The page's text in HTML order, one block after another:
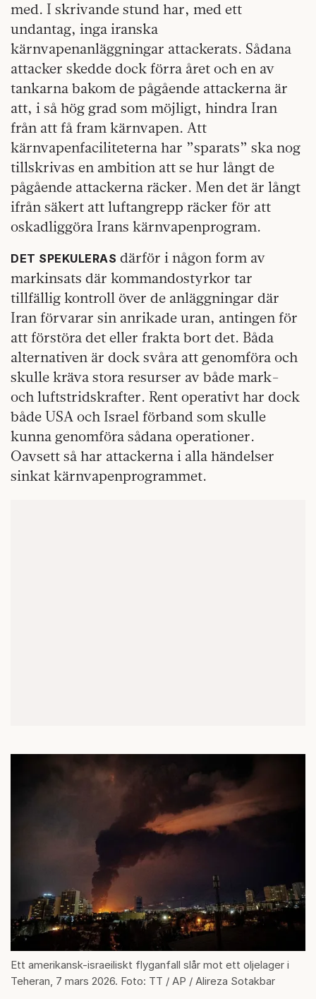
med. I skrivande stund har, med ett
undantag, inga iranska
kärnvapenanläggningar attackerats. Sådana
attacker skedde dock förra året och en av
tankarna bakom de pågående attackerna är
att, i så hög grad som möjligt, hindra Iran
från att få fram kärnvapen. Att
kärnvapenfaciliteterna har ”sparats” ska nog
tillskrivas en ambition att se hur långt de
pågående attackerna räcker. Men det är långt
ifrån säkert att luftangrepp räcker för att
oskadliggöra Irans kärnvapenprogram.
DET SPEKULERAS därför i någon form av
markinsats där kommandostyrkor tar
tillfällig kontroll över de anläggningar där
Iran förvarar sin anrikade uran, antingen för
att förstöra det eller frakta bort det. Båda
alternativen är dock svåra att genomföra och
skulle kräva stora resurser av både mark-
och luftstridskrafter. Rent operativt har dock
både USA och Israel förband som skulle
kunna genomföra sådana operationer.
Oavsett så har attackerna i alla händelser
sinkat kärnvapenprogrammet.
Ett amerikansk-israeiliskt flyganfall slår mot ett oljelager i
Teheran, 7 mars 2026. Foto: TT / AP / Alireza Sotakbar